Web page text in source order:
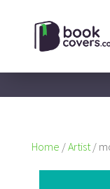
Home /Artist/